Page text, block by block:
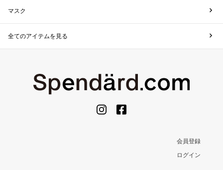
マスク
全てのアイテムを見る
会員登録
ログイン